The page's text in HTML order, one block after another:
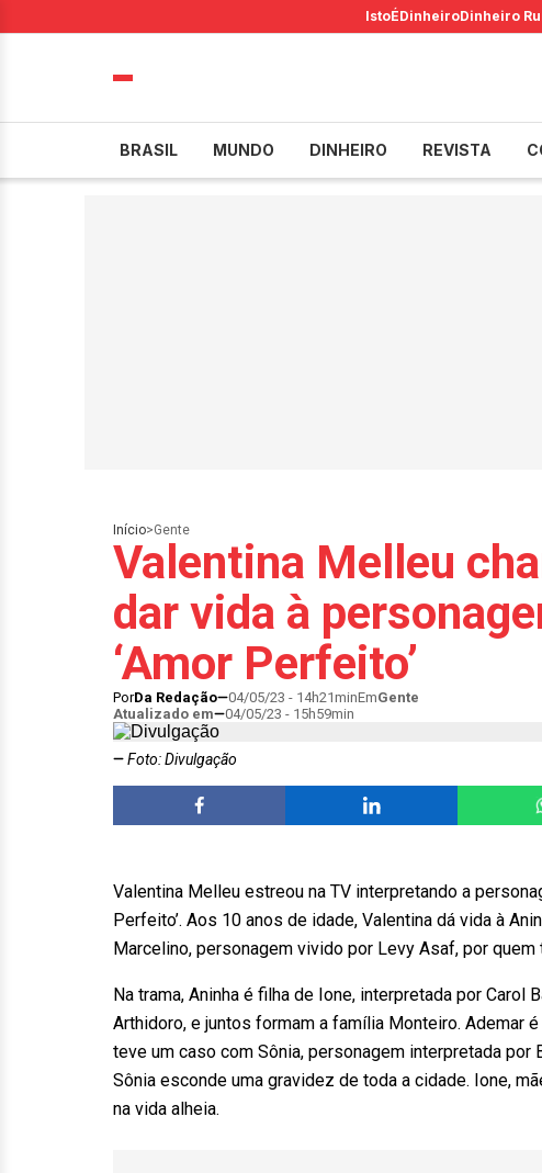
IstoÉDinheiroDinheiro
BRASIL MUNDO DINHEIRO REVISTA
Início>Gente
Valentina Melleu
dar vida à
‘Amor Perfeito’
PorDa Redação 04/05/23 - 14h21minEmGente
Atualizado em
04/05/23 - 15h59min
Foto: Divulgação
Valentina Melleu estreou na TV interpretando a
Perfeito’. Aos 10 anos de idade, Valentina dá vida à
Marcelino, personagem vivido por Levy Asaf, por quem
Na trama, Aninha é filha de Ione, interpretada por Carol
Arthidoro, e juntos formam a família Monteiro. Ademar
teve um caso com Sônia, personagem interpretada por
Sônia esconde uma gravidez de toda a cidade. Ione,
na vida alheia.